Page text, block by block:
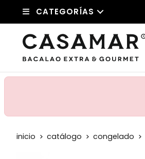
CATEGORÍAS
inicio catálogo congelado